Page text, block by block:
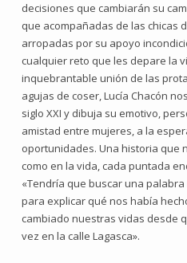
decisiones que cambiarán su
que acompañadas de las chicas
arropadas por su apoyo
cualquier reto que les depare la
inquebrantable unión de las
agujas de coser, Lucía Chacón
siglo XXI y dibuja su emotivo,
amistad entre mujeres, a la
oportunidades. Una historia que
como en la vida, cada puntada
«Tendría que buscar una
para explicar qué nos había
cambiado nuestras vidas desde
vez en la calle Lagasca».